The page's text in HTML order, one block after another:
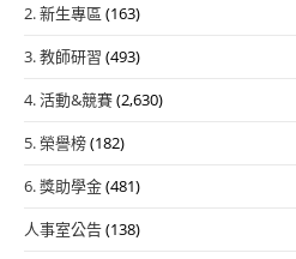
2. 新生專區 (163)
3. 教師研習 (493)
4. 活動&競賽(2,630)
5. 榮譽榜(182)
6. 獎助學金(481)
人事室公告(138)